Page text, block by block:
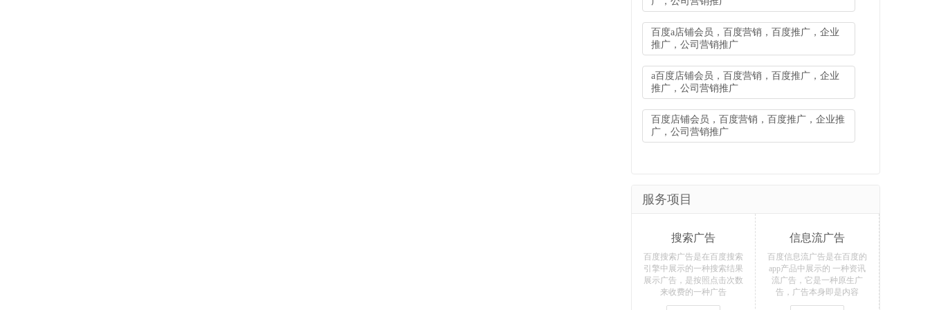
百度a店铺会员，百度营销，百度推广，企业
推广，公司营销推广
a百度店铺会员，百度营销，百度推广，企业
推广，公司营销推广
百度店铺会员，百度营销，百度推广，企业推
广，公司营销推广
服务项目
搜索广告
百度搜索广告是在百度搜索
引擎中展示的一种搜索结果
展示广告，是按照点击次数
来收费的一种广告
信息流广告
百度信息流广告是在百度的
app产品中展示的 一种资讯
流广告，它是一种原生广
告，广告本身即是内容